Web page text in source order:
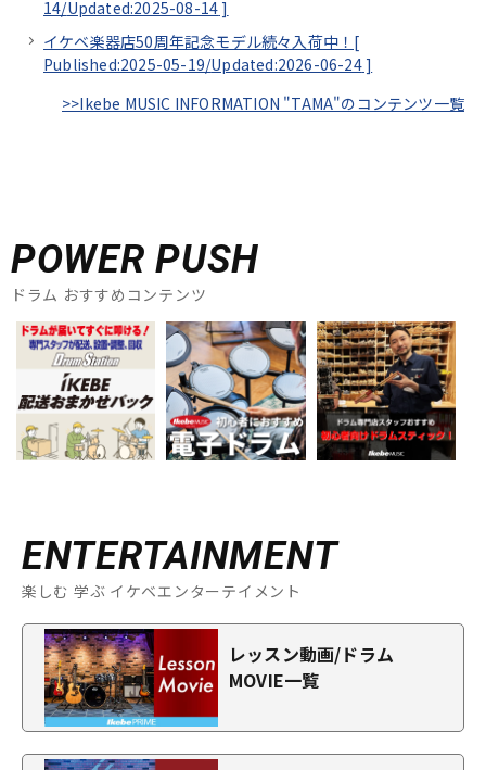
14/Updated:2025-08-14 ]
イケベ楽器店50周年記念モデル続々入荷中！[
Published:2025-05-19/Updated:2026-06-24]
>>Ikebe MUSIC INFORMATION "TAMA"のコンテンツ一覧
POWER PUSH
ドラム おすすめコンテンツ
ENTERTAINMENT
楽しむ 学ぶ イケベエンターテイメント
レッスン動画/ドラム
MOVIE一覧